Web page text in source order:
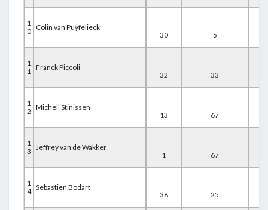
1
0
Colin van Puyfelieck
30
5
1
1 Franck Piccoli
32
33
1
2
Michell Stinissen
13
67
1
3
Jeffrey van de Wakker
1
67
1
4 Sebastien Bodart
38
25